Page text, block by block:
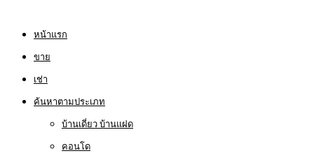
หน้าแรก
ขาย
เช่า
ค้นหาตามประเภท
บ้านเดี่ยว บ้านแฝด
คอนโด